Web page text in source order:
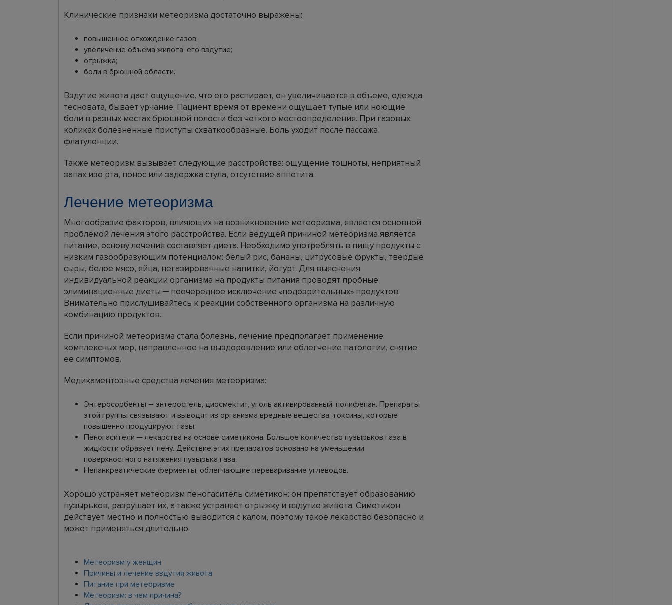
Клинические признаки метеоризма достаточно выражены:
повышенное отхождение газов;
увеличение объема живота, его вздутие;
отрыжка;
боли в брюшной области.
Вздутие живота дает ощущение, что его распирает, он увеличивается в объеме, одежда
тесновата, бывает урчание. Пациент время от времени ощущает тупые или ноющие
боли в разных местах брюшной полости без четкого местоопределения. При газовых
коликах болезненные приступы схваткообразные. Боль уходит после пассажа
флатуленции.
Также метеоризм вызывает следующие расстройства: ощущение тошноты, неприятный
запах изо рта, понос или задержка стула, отсутствие аппетита.
Лечение метеоризма
Многообразие факторов, влияющих на возникновение метеоризма, является основной
проблемой лечения этого расстройства. Если ведущей причиной метеоризма является
питание, основу лечения составляет диета. Необходимо употреблять в пищу продукты с
низким газообразующим потенциалом: белый рис, бананы, цитрусовые фрукты, твердые
сыры, белое мясо, яйца, негазированные напитки, йогурт. Для выяснения
индивидуальной реакции организма на продукты питания проводят пробные
элиминационные диеты ─ поочередное исключение «подозрительных» продуктов.
Внимательно прислушивайтесь к реакции собственного организма на различную
комбинацию продуктов.
Если причиной метеоризма стала болезнь, лечение предполагает применение
комплексных мер, направленное на выздоровление или облегчение патологии, снятие
ее симптомов.
Медикаментозные средства лечения метеоризма:
Энтеросорбенты – энтеросгель, диосмектит, уголь активированный, полифепан. Препараты
этой группы связывают и выводят из организма вредные вещества, токсины, которые
повышенно продуцируют газы.
Пеногасители ─ лекарства на основе симетикона. Большое количество пузырьков газа в
жидкости образует пену. Действие этих препаратов основано на уменьшении
поверхностного натяжения пузырька газа.
Непанкреатические ферменты, облегчающие переваривание углеводов.
Хорошо устраняет метеоризм пеногаситель симетикон: он препятствует образованию
пузырьков, разрушает их, а также устраняет отрыжку и вздутие живота. Симетикон
действует местно и полностью выводится с калом, поэтому такое лекарство безопасно и
может применяться длительно.
Метеоризм у женщин
Причины и лечение вздутия живота
Питание при метеоризме
Метеоризм: в чем причина?